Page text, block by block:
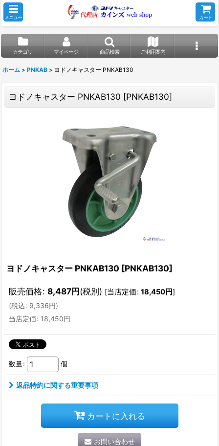
メニュー カート
カテゴリ マイページ 商品検索 ご利用案内
ホーム > PNKAB > ヨドノキャスター PNKAB130
ヨドノキャスター PNKAB130 [PNKAB130]
ヨドノキャスター PNKAB130 [PNKAB130]
販売価格: 8,487円(税別) [当店定価: 18,450円]
(税込: 9,336円)
当店定価: 18,450円
数量: 個
返品特約に関する重要事項
カートに入れる
お問い合わせ